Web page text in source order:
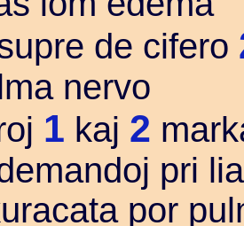
de cifero
nervo
1 kaj 2
pri
por